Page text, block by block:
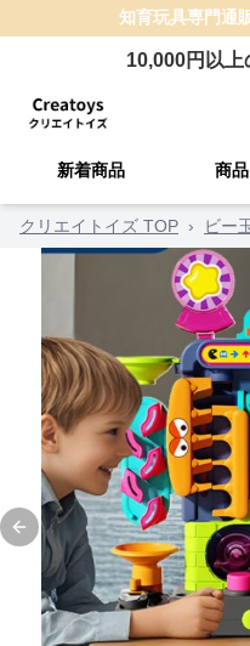
知育玩具専門通
10,000円以上
新着商品 商
クリエイトイズ TOP › ビー
Previous slide